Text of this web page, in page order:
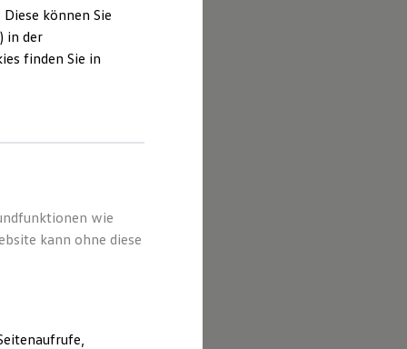
können Sie
in der
finden Sie in
wie
kann ohne diese